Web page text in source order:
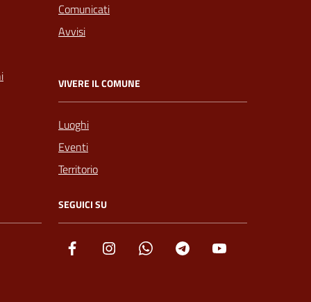
Comunicati
Avvisi
VIVERE IL COMUNE
Luoghi
Eventi
Territorio
SEGUICI SU
Facebook Instagram Whatsapp Telegram